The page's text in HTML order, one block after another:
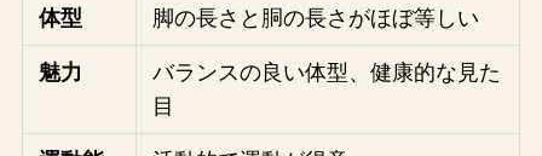
体型 脚の長さと胴の長さがほぼ等しい
魅力
バランスの良い体型、健康的な見た
目